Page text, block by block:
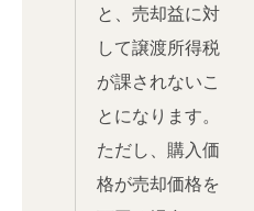
と、売却益に対
して譲渡所得税
が課されないこ
とになります。
ただし、購入価
格が売却価格を